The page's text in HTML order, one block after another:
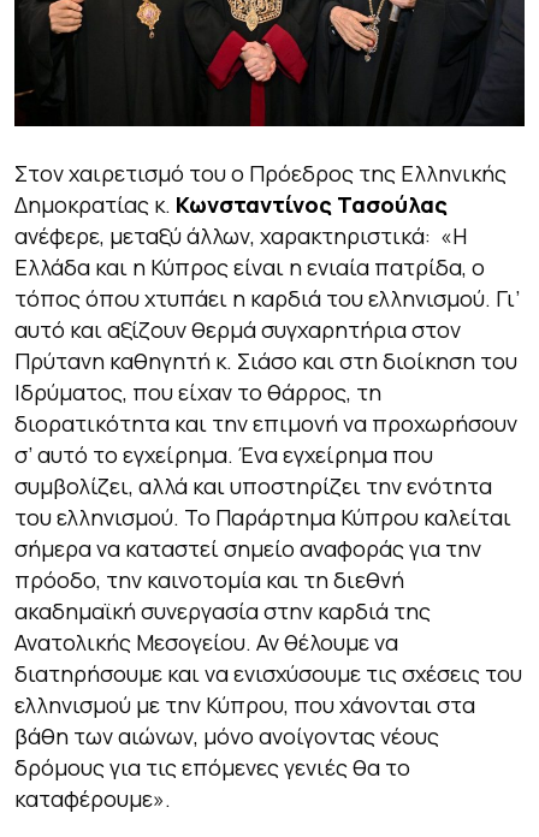
Στον χαιρετισμό του ο Πρόεδρος της Ελληνικής
Δημοκρατίας κ. Κωνσταντίνος Τασούλας
ανέφερε, μεταξύ άλλων, χαρακτηριστικά: «Η
Ελλάδα και η Κύπρος είναι η ενιαία πατρίδα, ο
τόπος όπου χτυπάει η καρδιά του ελληνισμού. Γι’
αυτό και αξίζουν θερμά συγχαρητήρια στον
Πρύτανη καθηγητή κ. Σιάσο και στη διοίκηση του
Ιδρύματος, που είχαν το θάρρος, τη
διορατικότητα και την επιμονή να προχωρήσουν
σ’ αυτό το εγχείρημα. Ένα εγχείρημα που
συμβολίζει, αλλά και υποστηρίζει την ενότητα
του ελληνισμού. Το Παράρτημα Κύπρου καλείται
σήμερα να καταστεί σημείο αναφοράς για την
πρόοδο, την καινοτομία και τη διεθνή
ακαδημαϊκή συνεργασία στην καρδιά της
Ανατολικής Μεσογείου. Αν θέλουμε να
διατηρήσουμε και να ενισχύσουμε τις σχέσεις του
ελληνισμού με την Κύπρου, που χάνονται στα
βάθη των αιώνων, μόνο ανοίγοντας νέους
δρόμους για τις επόμενες γενιές θα το
καταφέρουμε».